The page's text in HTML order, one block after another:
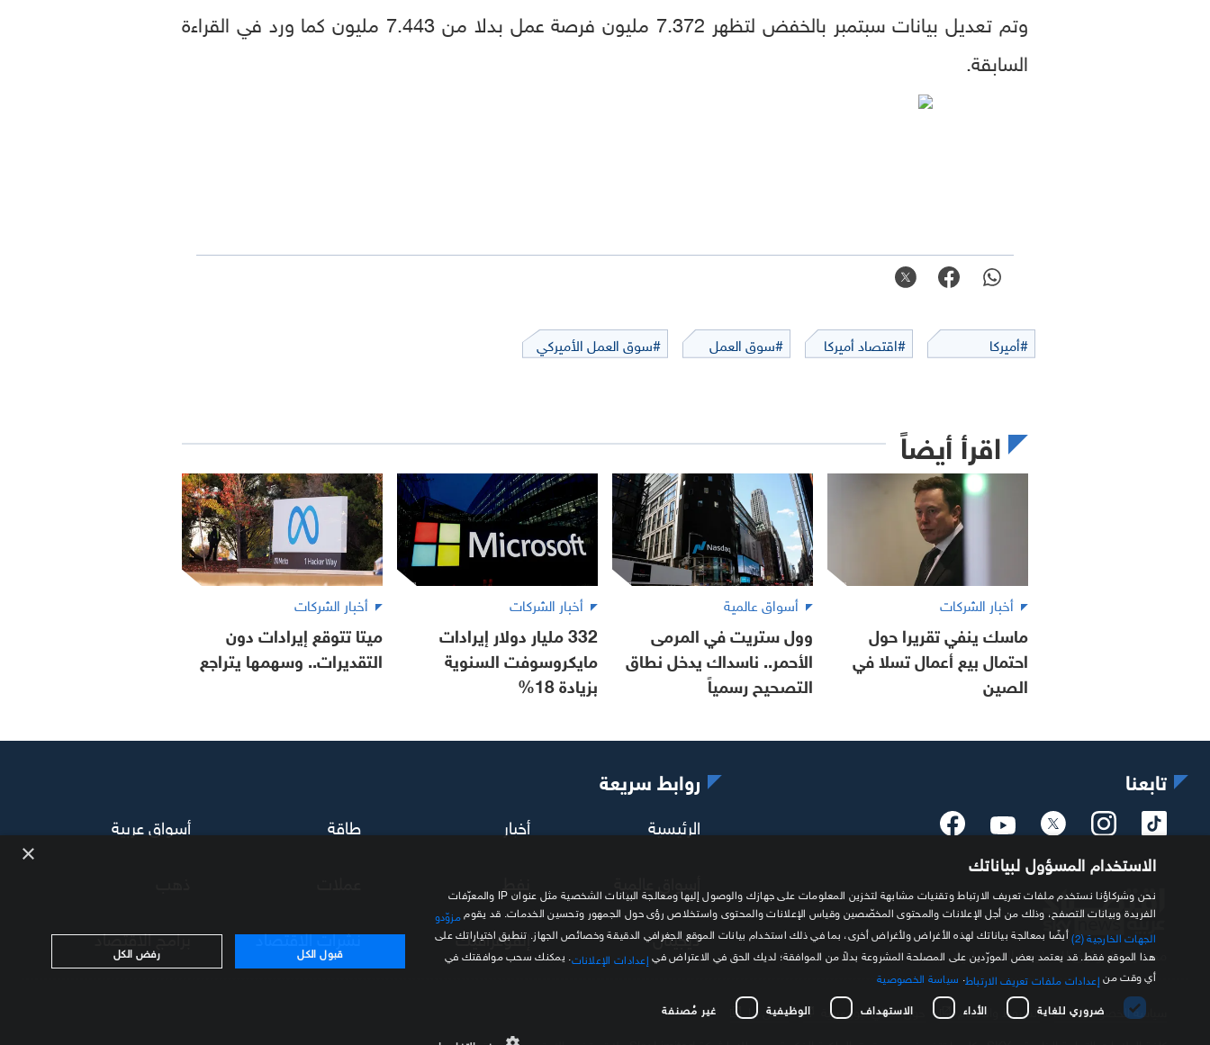
وتم تعديل بيانات سبتمبر بالخفض لتظهر 7.372 مليون فرصة عمل بدلا من 7.443 مليون كما ورد في القراءة
السابقة.
#أميركا #اقتصاد أميركا #سوق العمل #سوق العمل الأميركي
اقرأ أيضاً
أخبار الشركات
ماسك ينفي تقريرا حول
احتمال بيع أعمال تسلا في
الصين
أسواق عالمية
وول ستريت في المرمى
الأحمر.. ناسداك يدخل نطاق
التصحيح رسمياً
أخبار الشركات
332 مليار دولار إيرادات
مايكروسوفت السنوية
بزيادة 18%
أخبار الشركات
ميتا تتوقع إيرادات دون
التقديرات.. وسهمها يتراجع
تابعنا
مصدرك الموثوق للمعلومة الاقتصادية
روابط سريعة
الرئيسية أخبار طاقة
أسواق عربية
ديجيتال
إنفوغرافيك نشرات الاقتصاد برامج الاقتصاد
سياسة الخصوصية الشروط والأحكام حول سكاي نيوز عربية
اتصل بنا
× الاستخدام المسؤول لبياناتك
نحن وشركاؤنا نستخدم ملفات تعريف الارتباط وتقنيات مشابهة لتخزين المعلومات على جهازك والوصول إليها ومعالجة البيانات الشخصية مثل عنوان IP والمعرّفات
الفريدة وبيانات التصفح، وذلك من أجل الإعلانات والمحتوى المخصّصين وقياس الإعلانات والمحتوى واستخلاص رؤى حول الجمهور وتحسين الخدمات. قد يقوم مزوّدو
الجهات الخارجية (2)
أيضًا بمعالجة بياناتك لهذه الأغراض ولأغراض أخرى، بما في ذلك استخدام بيانات الموقع الجغرافي الدقيقة وخصائص الجهاز. تنطبق اختياراتك على
هذا الموقع فقط. قد يعتمد بعض المورّدين على المصلحة المشروعة بدلاً من الموافقة؛ لديك الحق في الاعتراض في إعدادات الإعلانات . يمكنك سحب موافقتك في
أي وقت من إعدادات ملفات تعريف الارتباط سياسة الخصوصية
ضروري للغاية
الأداء الاستهداف الوظيفية غير مُصنفة
قبول الكل رفض الكل